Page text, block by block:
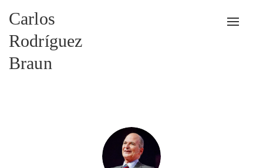
Carlos
Rodríguez
Braun